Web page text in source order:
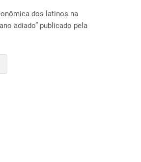
dos latinos na
adiado” publicado pela